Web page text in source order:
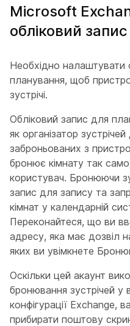
Microsoft
обліковий
Необхідно налаштувати
планування, щоб
зустрічі.
Обліковий запис для
як організатор
заброньованих з
бронює кімнату так
користувач. Бронюючи
запис для запису та
кімнат у календарній
Переконайтеся, що ви
адресу, яка має дозвіл
яких ви увімкнете
Оскільки цей акаунт
бронювання зустрічей у
конфігурації Exchange,
прибирати поштову